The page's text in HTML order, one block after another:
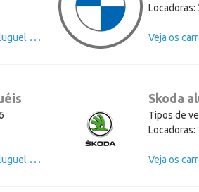
V
eja os carros de aluguel de Kia
Locadoras:
V
eja os carros de aluguel de Peugeot
Skoda
Tipos de
Locadoras: